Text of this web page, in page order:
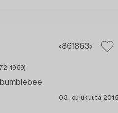
861 863
1959)
03. joulukuuta 2015